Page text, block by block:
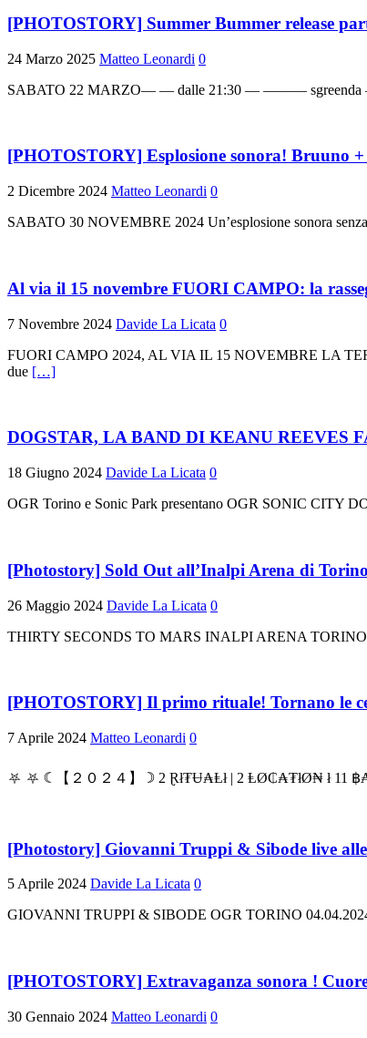
[PHOTOSTORY] Summer Bummer release
24 Marzo 2025 Matteo Leonardi 0
SABATO 22 MARZO— — dalle 21:30 — ——— sgreenda
[PHOTOSTORY] Esplosione sonora! Bruuno
2 Dicembre 2024 Matteo Leonardi 0
SABATO 30 NOVEMBRE 2024 Un’esplosione sonora
Al via il 15 novembre FUORI CAMPO: la
7 Novembre 2024 Davide La Licata 0
FUORI CAMPO 2024, AL VIA IL 15 NOVEMBRE LA
due […]
DOGSTAR, LA BAND DI KEANU REEVES
18 Giugno 2024 Davide La Licata 0
OGR Torino e Sonic Park presentano OGR SONIC CITY
[Photostory] Sold Out all’Inalpi Arena di
26 Maggio 2024 Davide La Licata 0
THIRTY SECONDS TO MARS INALPI ARENA TORINO
[PHOTOSTORY] Il primo rituale! Tornano le
7 Aprile 2024 Matteo Leonardi 0
⛧ ⛧ ☾ 【２０２４】 ☽ 2 Ɽł₮Ʉ₳Ⱡł | 2 ⱠØ₵₳₮łØ₦ ł 11 ฿
[Photostory] Giovanni Truppi & Sibode live
5 Aprile 2024 Davide La Licata 0
GIOVANNI TRUPPI & SIBODE OGR TORINO
[PHOTOSTORY] Extravaganza sonora !
30 Gennaio 2024 Matteo Leonardi 0